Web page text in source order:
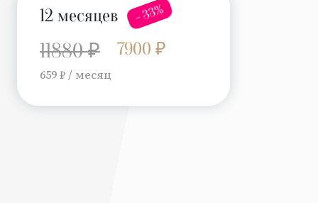
12 месяцев - 33%
11880 ₽ 7900 ₽
659 ₽ / месяц